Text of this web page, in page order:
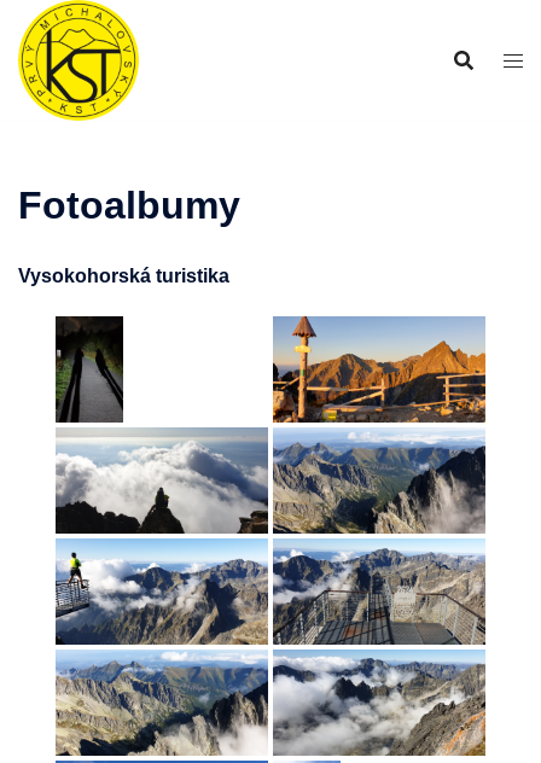
Preskočiť
obsah
Fotoalbumy
Vysokohorská turistika